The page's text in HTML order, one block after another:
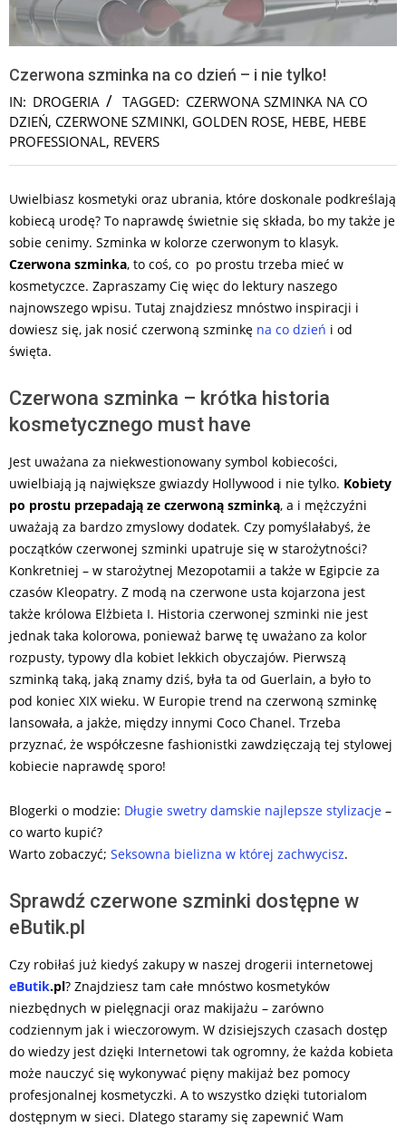
Czerwona szminka na co dzień – i nie tylko!
IN: DROGERIA TAGGED: CZERWONA SZMINKA NA CO
DZIEŃ, CZERWONE SZMINKI, GOLDEN ROSE, HEBE, HEBE
PROFESSIONAL, REVERS
Uwielbiasz kosmetyki oraz ubrania, które doskonale podkreślają
kobiecą urodę? To naprawdę świetnie się składa, bo my także je
sobie cenimy. Szminka w kolorze czerwonym to klasyk.
Czerwona szminka, to coś, co po prostu trzeba mieć w
kosmetyczce. Zapraszamy Cię więc do lektury naszego
najnowszego wpisu. Tutaj znajdziesz mnóstwo inspiracji i
dowiesz się, jak nosić czerwoną szminkę na co dzień i od
święta.
Czerwona szminka – krótka historia
kosmetycznego must have
Jest uważana za niekwestionowany symbol kobiecości,
uwielbiają ją największe gwiazdy Hollywood i nie tylko. Kobiety
po prostu przepadają ze czerwoną szminką, a i mężczyźni
uważają za bardzo zmyslowy dodatek. Czy pomyślałabyś, że
początków czerwonej szminki upatruje się w starożytności?
Konkretniej – w starożytnej Mezopotamii a także w Egipcie za
czasów Kleopatry. Z modą na czerwone usta kojarzona jest
także królowa Elżbieta I. Historia czerwonej szminki nie jest
jednak taka kolorowa, ponieważ barwę tę uważano za kolor
rozpusty, typowy dla kobiet lekkich obyczajów. Pierwszą
szminką taką, jaką znamy dziś, była ta od Guerlain, a było to
pod koniec XIX wieku. W Europie trend na czerwoną szminkę
lansowała, a jakże, między innymi Coco Chanel. Trzeba
przyznać, że współczesne fashionistki zawdzięczają tej stylowej
kobiecie naprawdę sporo!
Blogerki o modzie: Długie swetry damskie najlepsze stylizacje –
co warto kupić?
Warto zobaczyć; Seksowna bielizna w której zachwycisz.
Sprawdź czerwone szminki dostępne w
eButik.pl
Czy robiłaś już kiedyś zakupy w naszej drogerii internetowej
eButik.pl? Znajdziesz tam całe mnóstwo kosmetyków
niezbędnych w pielęgnacji oraz makijażu – zarówno
codziennym jak i wieczorowym. W dzisiejszych czasach dostęp
do wiedzy jest dzięki Internetowi tak ogromny, że każda kobieta
może nauczyć się wykonywać pięny makijaż bez pomocy
profesjonalnej kosmetyczki. A to wszystko dzięki tutorialom
dostępnym w sieci. Dlatego staramy się zapewnić Wam